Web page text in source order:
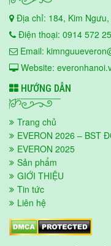
Địa chỉ: 184, Kim
Điện thoại: 0914 572
Email:
Website:
HƯỚNG DẪN
Trang chủ
EVERON 2026 – BST
EVERON 2025
Sản phẩm
GIỚI THIỆU
Tin tức
Liên hệ